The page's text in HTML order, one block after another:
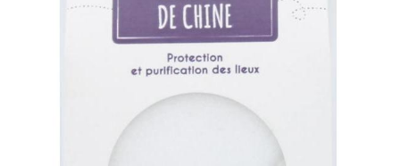
utilisant
le formulaire de désinscription.
Inscription